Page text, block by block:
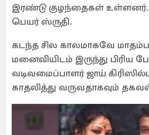
இரண்டு குழந்தைகள்
பெயர் ஸ்ருதி.
கடந்த சில காலமாகவே
மனைவியிடம் இருந்து பிரிய
வடிவமைப்பாளர் ஜாய்
காதலித்து வருவதாகவும்